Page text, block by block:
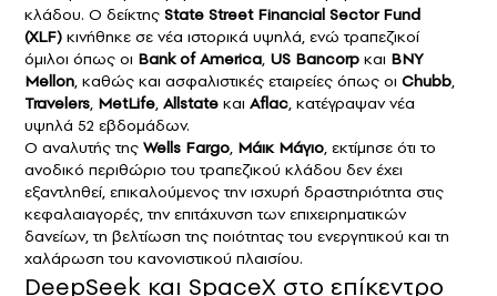
κλάδου. Ο δείκτης State Street Financial Sector Fund
(XLF) κινήθηκε σε νέα ιστορικά υψηλά, ενώ τραπεζικοί
όμιλοι όπως οι Bank of America, US Bancorp και BNY
Mellon, καθώς και ασφαλιστικές εταιρείες όπως οι Chubb,
Travelers, MetLife, Allstate και Aflac, κατέγραψαν νέα
υψηλά 52 εβδομάδων.
Ο αναλυτής της Wells Fargo, Μάικ Μάγιο, εκτίμησε ότι το
ανοδικό περιθώριο του τραπεζικού κλάδου δεν έχει
εξαντληθεί, επικαλούμενος την ισχυρή δραστηριότητα στις
κεφαλαιαγορές, την επιτάχυνση των επιχειρηματικών
δανείων, τη βελτίωση της ποιότητας του ενεργητικού και τη
χαλάρωση του κανονιστικού πλαισίου.
DeepSeek και SpaceX στο επίκεντρο